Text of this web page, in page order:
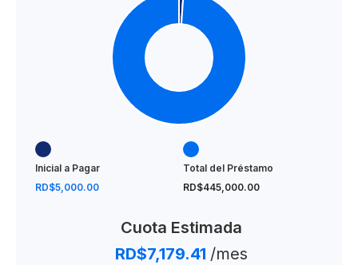
Inicial a Pagar
RD$5,000.00
Total del Préstamo
RD$445,000.00
Cuota Estimada
RD$7,179.41 /mes